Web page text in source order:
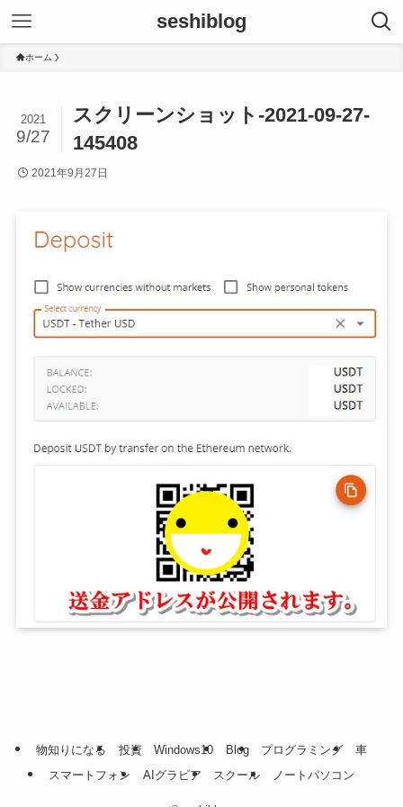
seshiblog
ホーム
スクリーンショット-2021-09-27-
145408
2021
9/27
2021年9月27日
物知りになる 投資 Windows10 Blog プログラミング
車
スマートフォン
AIグラビア スクール ノートパソコン